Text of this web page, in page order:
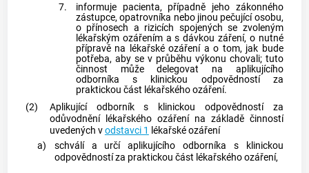
7.
informuje pacienta, případně jeho zákonného
zástupce, opatrovníka nebo jinou pečující osobu,
o přínosech a rizicích spojených se zvoleným
lékařským ozářeníma s dávkou záření, o nutné
přípravě na lékařské ozářenía o tom, jak bude
potřeba, aby se v průběhu výkonu chovali; tuto
činnost může delegovat na aplikujícího
odborníka s klinickou odpovědnostíza
praktickou část lékařského ozáření.
(2)
Aplikující odborníks klinickou odpovědnostíza
odůvodnění lékařského ozářenína základě činností
uvedených vodstavci 1 lékařské ozáření
a)
schválí a určíaplikujícího odborníka s
klinickou
odpovědnostíza praktickou část lékařského ozáření,